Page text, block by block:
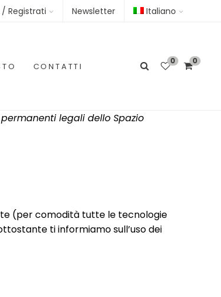
/ Registrati Newsletter Italiano
CONTATTI
0 0
legali dello Spazio
(per comodità tutte le tecnologie
ti informiamo sull’uso dei